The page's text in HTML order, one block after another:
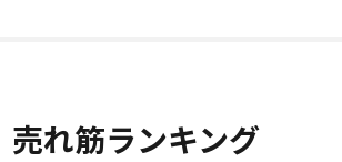
売れ筋ランキング